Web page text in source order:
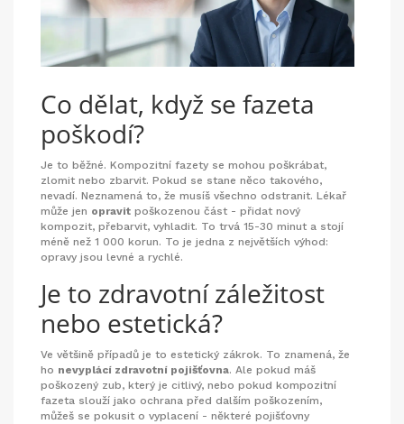
Co dělat, když se fazeta
poškodí?
Je to běžné. Kompozitní fazety se mohou poškrábat,
zlomit nebo zbarvit. Pokud se stane něco takového,
nevadí. Neznamená to, že musíš všechno odstranit. Lékař
může jen opravit poškozenou část - přidat nový
kompozit, přebarvit, vyhladit. To trvá 15-30 minut a stojí
méně než 1 000 korun. To je jedna z největších výhod:
opravy jsou levné a rychlé.
Je to zdravotní záležitost
nebo estetická?
Ve většině případů je to estetický zákrok. To znamená, že
ho nevyplácí zdravotní pojišťovna. Ale pokud máš
poškozený zub, který je citlivý, nebo pokud kompozitní
fazeta slouží jako ochrana před dalším poškozením,
můžeš se pokusit o vyplacení - některé pojišťovny